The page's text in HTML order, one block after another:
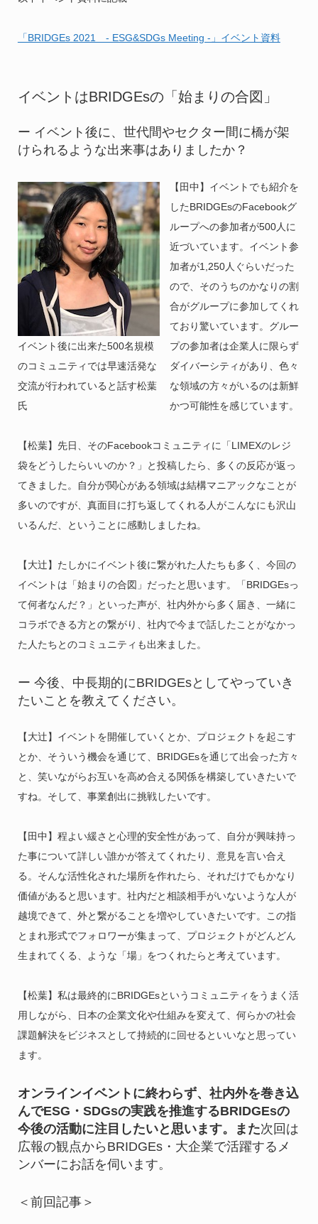
「BRIDGEs 2021 - ESG&SDGs Meeting -」イベント資料
イベントはBRIDGEsの「始まりの合図」
ー イベント後に、世代間やセクター間に橋が架
けられるような出来事はありましたか？
イベント後に出来た500名規模
のコミュニティでは早速活発な
交流が行われていると話す松葉
氏
【田中】イベントでも紹介を
したBRIDGEsのFacebookグ
ループへの参加者が500人に
近づいています。イベント参
加者が1,250人ぐらいだった
ので、そのうちのかなりの割
合がグループに参加してくれ
ており驚いています。グルー
プの参加者は企業人に限らず
ダイバーシティがあり、色々
な領域の方々がいるのは新鮮
かつ可能性を感じています。
【松葉】先日、そのFacebookコミュニティに「LIMEXのレジ
袋をどうしたらいいのか？」と投稿したら、多くの反応が返っ
てきました。自分が関心がある領域は結構マニアックなことが
多いのですが、真面目に打ち返してくれる人がこんなにも沢山
いるんだ、ということに感動しましたね。
【大辻】たしかにイベント後に繋がれた人たちも多く、今回の
イベントは「始まりの合図」だったと思います。「BRIDGEsっ
て何者なんだ？」といった声が、社内外から多く届き、一緒に
コラボできる方との繋がり、社内で今まで話したことがなかっ
た人たちとのコミュニティも出来ました。
ー 今後、中長期的にBRIDGEsとしてやっていき
たいことを教えてください。
【大辻】イベントを開催していくとか、プロジェクトを起こす
とか、そういう機会を通じて、BRIDGEsを通じて出会った方々
と、笑いながらお互いを高め合える関係を構築していきたいで
すね。そして、事業創出に挑戦したいです。
【田中】程よい緩さと心理的安全性があって、自分が興味持っ
た事について詳しい誰かが答えてくれたり、意見を言い合え
る。そんな活性化された場所を作れたら、それだけでもかなり
価値があると思います。社内だと相談相手がいないような人が
越境できて、外と繋がることを増やしていきたいです。この指
とまれ形式でフォロワーが集まって、プロジェクトがどんどん
生まれてくる、ような「場」をつくれたらと考えています。
【松葉】私は最終的にBRIDGEsというコミュニティをうまく活
用しながら、日本の企業文化や仕組みを変えて、何らかの社会
課題解決をビジネスとして持続的に回せるといいなと思ってい
ます。
オンラインイベントに終わらず、社内外を巻き込
んでESG・SDGsの実践を推進するBRIDGEsの
今後の活動に注目したいと思います。また次回は
広報の観点からBRIDGEs・大企業で活躍するメ
ンバーにお話を伺います。
＜前回記事＞